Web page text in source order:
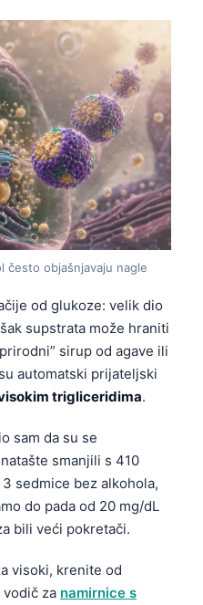
često objašnjavaju nagle
od glukoze: velik dio
supstrata može hraniti
sirup od agave ili
automatski prijateljski
trigliceridima.
sam da su se
smanjili s 410
sedmice bez alkohola,
do pada od 20 mg/dL
bili veći pokretači.
visoki, krenite od
vodič za namirnice s